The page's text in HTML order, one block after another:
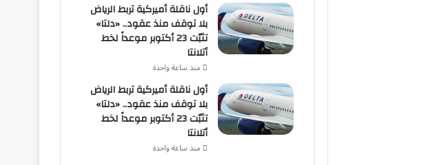
أول ناقلة أميركية تربط الرياض
بلا توقف منذ عقود.. «دلتا»
تثبّت 23 أكتوبر موعداً لخط
أتلانتا
منذ ساعة واحدة
أول ناقلة أميركية تربط الرياض
بلا توقف منذ عقود.. «دلتا»
تثبّت 23 أكتوبر موعداً لخط
أتلانتا
منذ ساعة واحدة